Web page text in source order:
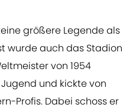
größere Legende als
wurde auch das Stadion
von 1954
und kickte von
Profis. Dabei schoss er